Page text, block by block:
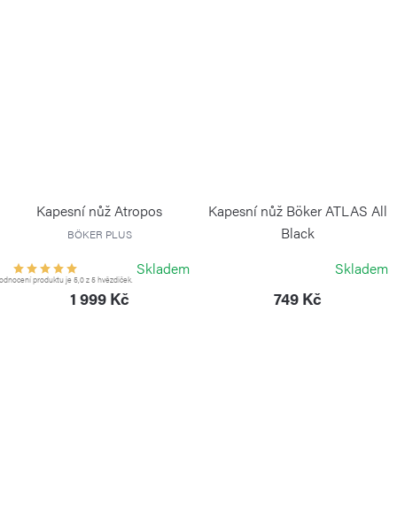
Kapesní nůž Atropos
BÖKER PLUS
produktu je 5,0 z 5 hvězdiček.
Skladem
1 999 Kč
Kapesní nůž Böker ATLAS All
Black
Skladem
749 Kč